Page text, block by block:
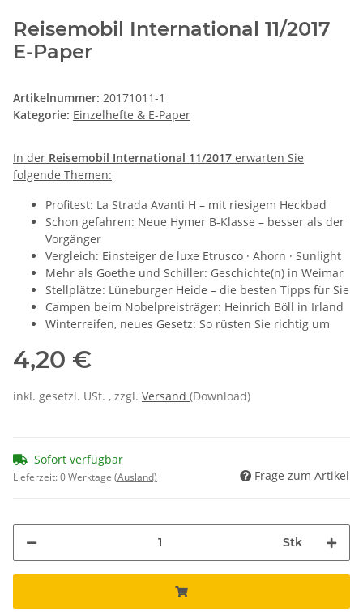
Reisemobil International 11/2017
E-Paper
Artikelnummer: 20171011-1
Kategorie: Einzelhefte & E-Paper
In der Reisemobil International 11/2017 erwarten Sie
folgende Themen:
Profitest: La Strada Avanti H – mit riesigem Heckbad
Schon gefahren: Neue Hymer B-Klasse – besser als der
Vorgänger
Vergleich: Einsteiger de luxe Etrusco · Ahorn · Sunlight
Mehr als Goethe und Schiller: Geschichte(n) in Weimar
Stellplätze: Lüneburger Heide – die besten Tipps für Sie
Campen beim Nobelpreisträger: Heinrich Böll in Irland
Winterreifen, neues Gesetz: So rüsten Sie richtig um
4,20 €
inkl. gesetzl. USt. , zzgl. Versand (Download)
Sofort verfügbar
Lieferzeit:0 Werktage (Ausland) Frage zum Artikel
Stk